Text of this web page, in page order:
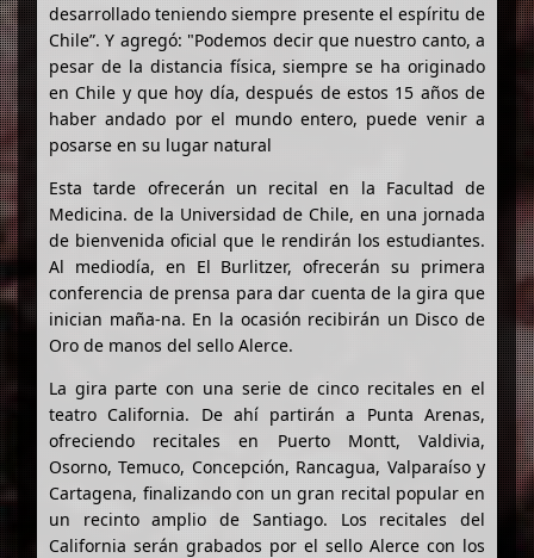
desarrollado teniendo siempre presente el espíritu de
Chile”. Y agregó: "Podemos decir que nuestro canto, a
pesar de la distancia física, siempre se ha originado
en Chile y que hoy día, después de estos 15 años de
haber andado por el mundo entero, puede venir a
posarse en su lugar natural
Esta tarde ofrecerán un recital en la Facultad de
Medicina. de la Universidad de Chile, en una jornada
de bienvenida oficial que le rendirán los estudiantes.
Al mediodía, en El Burlitzer, ofrecerán su primera
conferencia de prensa para dar cuenta de la gira que
inician maña-na. En la ocasión recibirán un Disco de
Oro de manos del sello Alerce.
La gira parte con una serie de cinco recitales en el
teatro California. De ahí partirán a Punta Arenas,
ofreciendo recitales en Puerto Montt, Valdivia,
Osorno, Temuco, Concepción, Rancagua, Valparaíso y
Cartagena, finalizando con un gran recital popular en
un recinto amplio de Santiago. Los recitales del
California serán grabados por el sello Alerce con los